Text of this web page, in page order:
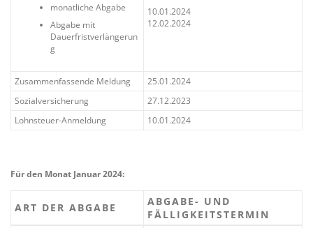
monatliche Abgabe
Abgabe mit
Dauerfristverlängerun
g
10.01.2024
12.02.2024
Zusammenfassende Meldung
25.01.2024
Sozialversicherung
27.12.2023
Lohnsteuer-Anmeldung
10.01.2024
Für den Monat Januar 2024:
ART DER ABGABE
ABGABE- UND
FÄLLIGKEITSTERMIN